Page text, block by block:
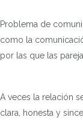
Problema de
como la
por las que las
A veces la relación
clara, honesta y